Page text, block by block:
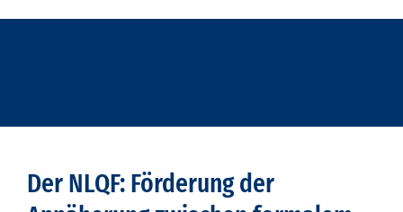
Der NLQF: Förderung der